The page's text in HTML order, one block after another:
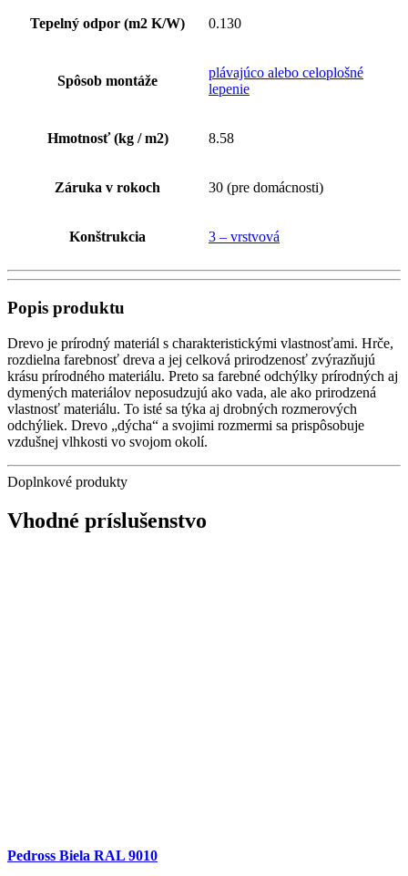
Tepelný odpor (m2 K/W) 0.130
Spôsob montáže
plávajúco alebo celoplošné
lepenie
Hmotnosť (kg / m2) 8.58
Záruka v rokoch 30 (pre domácnosti)
Konštrukcia 3 – vrstvová
Popis produktu
Drevo je prírodný materiál s charakteristickými vlastnosťami. Hrče,
rozdielna farebnosť dreva a jej celková prirodzenosť zvýrazňujú
krásu prírodného materiálu. Preto sa farebné odchýlky prírodných aj
dymených materiálov neposudzujú ako vada, ale ako prirodzená
vlastnosť materiálu. To isté sa týka aj drobných rozmerových
odchýliek. Drevo „dýcha“ a svojimi rozmermi sa prispôsobuje
vzdušnej vlhkosti vo svojom okolí.
Doplnkové produkty
Vhodné príslušenstvo
Pedross Biela RAL 9010